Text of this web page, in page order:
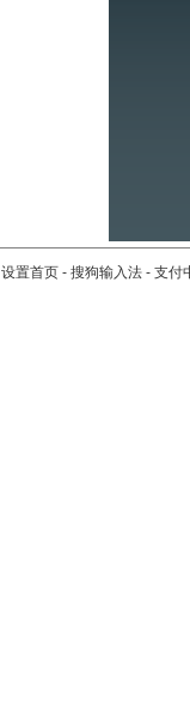
设置首页 - 搜狗输入法 - 支付